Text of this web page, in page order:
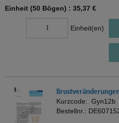
Einheit (50 Bögen) : 35,37 €
Einheit(en)
Kurzcode: Gyn12b
Bestellnr.: